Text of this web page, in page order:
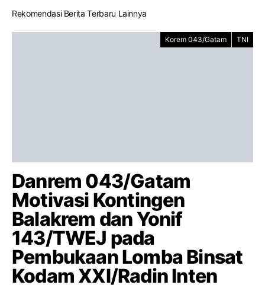
Rekomendasi Berita Terbaru Lainnya
Korem 043/Gatam TNI
Danrem 043/Gatam
Motivasi Kontingen
Balakrem dan Yonif
143/TWEJ pada
Pembukaan Lomba Binsat
Kodam XXI/Radin Inten